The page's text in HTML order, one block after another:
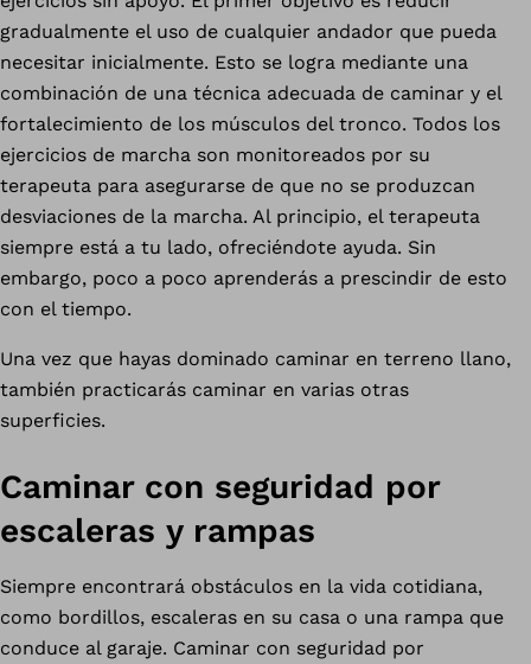
gradualmente el uso de cualquier andador que pueda
necesitar inicialmente. Esto se logra mediante una
combinación de una técnica adecuada de caminar y el
fortalecimiento de los músculos del tronco. Todos los
ejercicios de marcha son monitoreados por su
terapeuta para asegurarse de que no se produzcan
desviaciones de la marcha. Al principio, el terapeuta
siempre está a tu lado, ofreciéndote ayuda. Sin
embargo, poco a poco aprenderás a prescindir de esto
con el tiempo.
Una vez que hayas dominado caminar en terreno llano,
también practicarás caminar en varias otras
superficies.
Caminar con seguridad por
escaleras y rampas
Siempre encontrará obstáculos en la vida cotidiana,
como bordillos, escaleras en su casa o una rampa que
conduce al garaje. Caminar con seguridad por